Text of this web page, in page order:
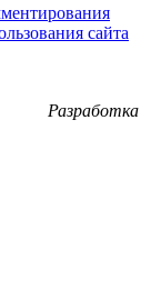
сайта
Разработка